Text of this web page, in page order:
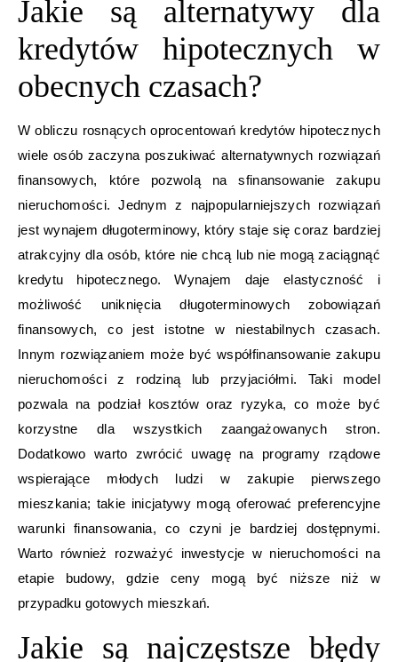
Jakie są alternatywy dla
kredytów hipotecznych w
obecnych czasach?
W obliczu rosnących oprocentowań kredytów hipotecznych
wiele osób zaczyna poszukiwać alternatywnych rozwiązań
finansowych, które pozwolą na sfinansowanie zakupu
nieruchomości. Jednym z najpopularniejszych rozwiązań
jest wynajem długoterminowy, który staje się coraz bardziej
atrakcyjny dla osób, które nie chcą lub nie mogą zaciągnąć
kredytu hipotecznego. Wynajem daje elastyczność i
możliwość uniknięcia długoterminowych zobowiązań
finansowych, co jest istotne w niestabilnych czasach.
Innym rozwiązaniem może być współfinansowanie zakupu
nieruchomości z rodziną lub przyjaciółmi. Taki model
pozwala na podział kosztów oraz ryzyka, co może być
korzystne dla wszystkich zaangażowanych stron.
Dodatkowo warto zwrócić uwagę na programy rządowe
wspierające młodych ludzi w zakupie pierwszego
mieszkania; takie inicjatywy mogą oferować preferencyjne
warunki finansowania, co czyni je bardziej dostępnymi.
Warto również rozważyć inwestycje w nieruchomości na
etapie budowy, gdzie ceny mogą być niższe niż w
przypadku gotowych mieszkań.
Jakie są najczęstsze błędy